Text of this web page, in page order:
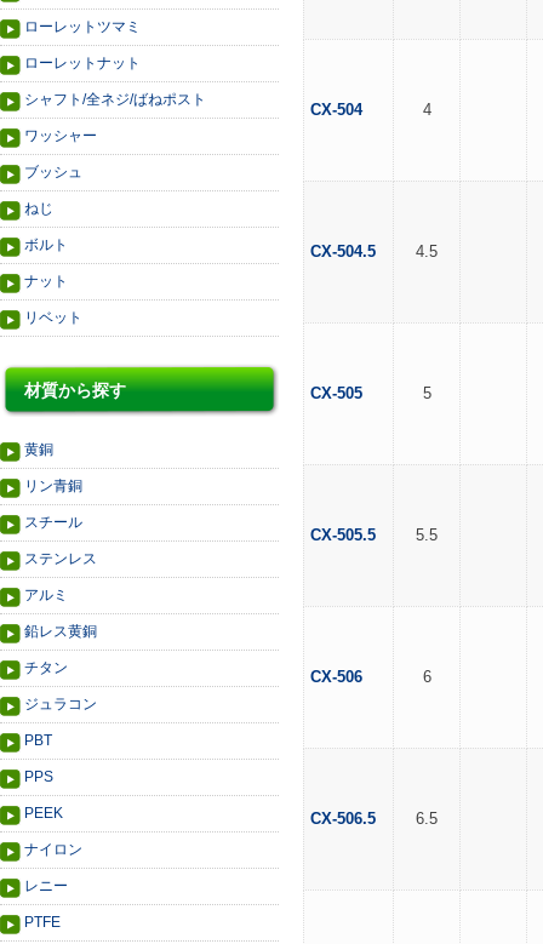
ローレットツマミ
ローレットナット
シャフト/全ネジ/ばねポスト
ワッシャー
ブッシュ
ねじ
ボルト
ナット
リベット
材質から探す
黄銅
リン青銅
スチール
ステンレス
アルミ
鉛レス黄銅
チタン
ジュラコン
PBT
PPS
PEEK
ナイロン
レニー
PTFE
CX-504 4
CX-504.5 4.5
CX-505 5
CX-505.5 5.5
CX-506 6
CX-506.5 6.5